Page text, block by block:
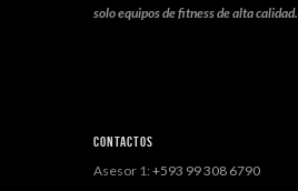
solo equipos de fitness de alta calidad.
Contactos
Asesor 1: +593 99 308 6790